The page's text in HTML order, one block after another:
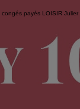
congés payés LOISIR Julier